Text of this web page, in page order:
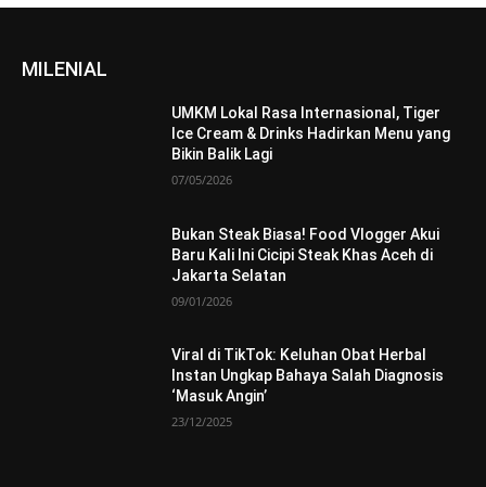
MILENIAL
UMKM Lokal Rasa Internasional, Tiger
Ice Cream & Drinks Hadirkan Menu yang
Bikin Balik Lagi
07/05/2026
Bukan Steak Biasa! Food Vlogger Akui
Baru Kali Ini Cicipi Steak Khas Aceh di
Jakarta Selatan
09/01/2026
Viral di TikTok: Keluhan Obat Herbal
Instan Ungkap Bahaya Salah Diagnosis
‘Masuk Angin’
23/12/2025